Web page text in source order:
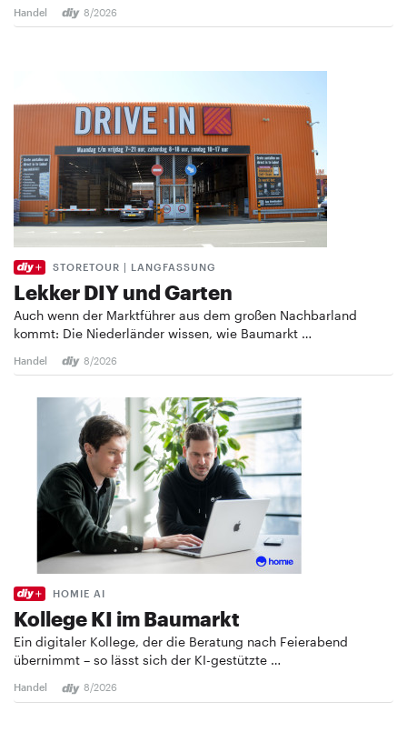
Handel 8/2026
STORETOUR | LANGFASSUNG
Lekker DIY und Garten
Auch wenn der Marktführer aus dem großen Nachbarland
kommt: Die Niederländer wissen, wie Baumarkt …
Handel 8/2026
HOMIE AI
Kollege KI im Baumarkt
Ein digitaler Kollege, der die Beratung nach Feierabend
übernimmt – so lässt sich der KI-gestützte …
Handel 8/2026